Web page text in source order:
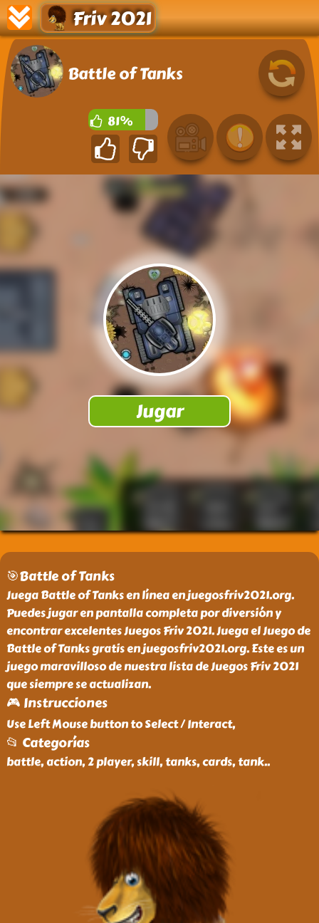
Friv 2021
Battle of Tanks
81%
🎯Battle of Tanks
Juega Battle of Tanks en línea en juegosfriv2021.org.
Puedes jugar en pantalla completa por diversión y
encontrar excelentes Juegos Friv 2021. Juega el Juego de
Battle of Tanks gratis en juegosfriv2021.org. Este es un
juego maravilloso de nuestra lista de Juegos Friv 2021
que siempre se actualizan.
🎮 Instrucciones
Use Left Mouse button to Select / Interact,
📂 Categorías
battle, action, 2 player, skill, tanks, cards, tank..